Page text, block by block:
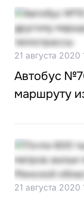
21 августа 2020
Автобус
маршруту
21 августа 2020